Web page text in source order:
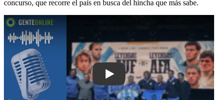
concurso, que recorre el país en busca del hincha que más sabe.
Play: Se viene el encuentro de fútbol